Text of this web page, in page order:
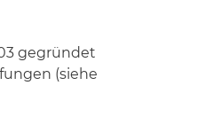
gegründet
(siehe